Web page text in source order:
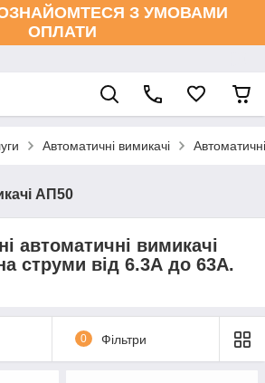
З УМОВАМИ
ОПЛАТИ
Автоматичні вимикачі
АП50
автоматичні вимикачі
струми від 6.3А до 63А.
0 Фільтри